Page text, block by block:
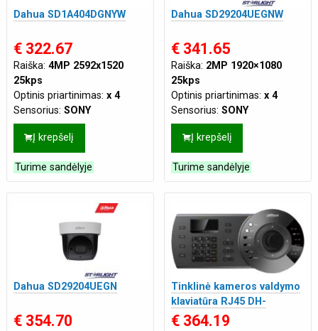
Dahua SD1A404DGNYW
€ 322.67
Raiška: 4MP 2592x1520
25kps
Optinis priartinimas: x 4
Sensorius: SONY
Naktinis pašvietimas:
Maitinimas:DC 12V 2A
Į krepšelį
Turime sandėlyje
Dahua SD29204UEGNW
€ 341.65
Raiška: 2MP 1920×1080
25kps
Optinis priartinimas:x 4
Sensorius:SONY
Naktinis pašvietimas:
Procesorius:Ambarella
DSP
Mikrofonas:Integruotas
sąlygoms
Tinklo jungtis:
LAN,WIFI
Maitinimas:DC 12V/1.5A,
PoE(802.3af 48 VDC)
Į krepšelį
Turime sandėlyje
Dahua SD29204UEGN
€ 354.70
Tinklinė kameros valdymo
klaviatūra RJ45 DH-
NKB1000
€ 364.19